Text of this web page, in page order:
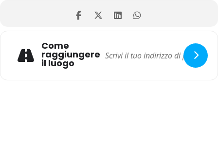
Come
raggiungere
il luogo